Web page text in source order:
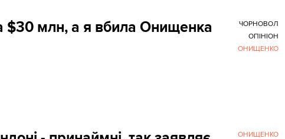
млн, а я вбила Онищенка
ЧОРНОВОЛ
ОПІНІОН
ОНИЩЕНКО
ОНИЩЕНКО